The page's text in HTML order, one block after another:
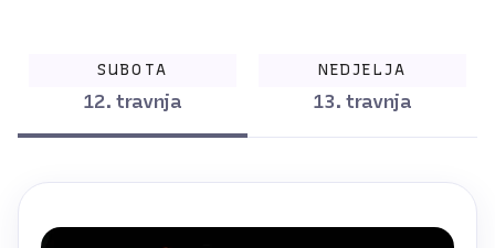
SUBOTA
12. travnja
NEDJELJA
13. travnja